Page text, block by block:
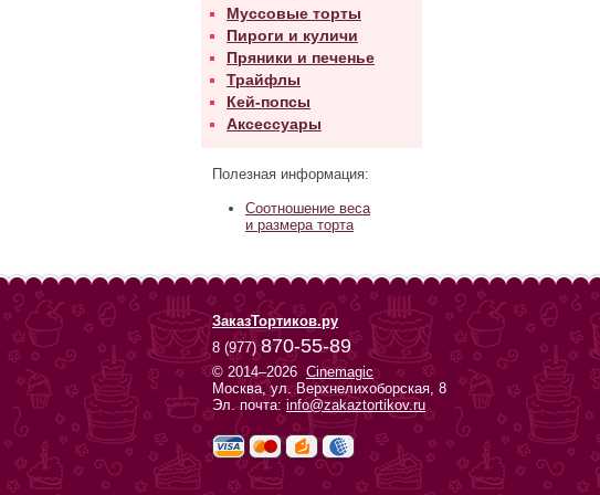
Муссовые торты
Пироги и куличи
Пряники и печенье
Трайфлы
Кей-попсы
Аксессуары
Полезная информация:
Соотношение веса
и размера торта
ЗаказТортиков.ру
8 (977)870-55-89
© 2014–2026 Cinemagic
Москва, ул. Верхнелихоборская, 8
Эл. почта: info@zakaztortikov.ru